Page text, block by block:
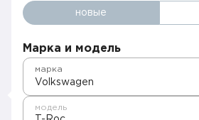
новые
Марка и модель
Volkswagen
марка
модель